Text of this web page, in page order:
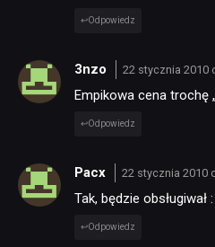
Odpowiedz
3nzo 22 stycznia 2010
Empikowa cena trochę
Odpowiedz
Pacx 22 stycznia 2010
Tak, będzie obsługiwał :
Odpowiedz